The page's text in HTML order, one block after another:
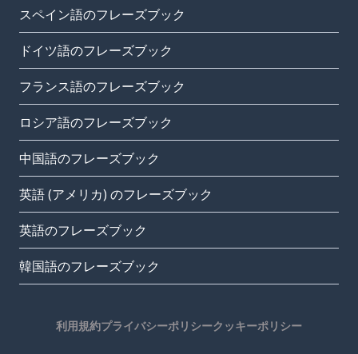
スペイン語のフレーズブック
ドイツ語のフレーズブック
フランス語のフレーズブック
ロシア語のフレーズブック
中国語のフレーズブック
英語 (アメリカ) のフレーズブック
英語のフレーズブック
韓国語のフレーズブック
利用規約プライバシーポリシークッキーポリシー